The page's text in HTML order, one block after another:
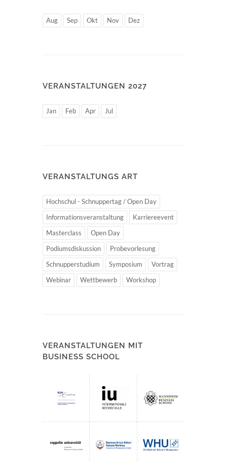
Aug Sep Okt Nov Dez
VERANSTALTUNGEN 2027
Jan Feb Apr Jul
VERANSTALTUNGS ART
Hochschul - Schnuppertag / Open Day
Informationsveranstaltung
Karriereevent
Masterclass
Open Day
Podiumsdiskussion
Probevorlesung
Schnupperstudium
Symposium
Vortrag
Webinar
Wettbewerb Workshop
VERANSTALTUNGEN MIT
BUSINESS SCHOOL